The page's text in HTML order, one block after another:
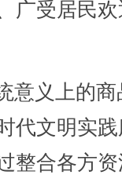
广受居民
义上的商
代文明实
整合各方